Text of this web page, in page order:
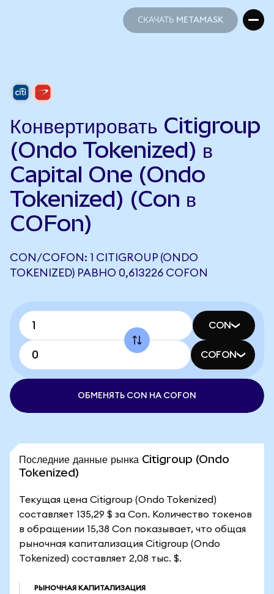
СКАЧАТЬ METAMASK
Конвертировать Citigroup
(Ondo Tokenized) в
Capital One (Ondo
Tokenized) (Con в
COFon)
CON/COFON: 1 CITIGROUP (ONDO
TOKENIZED) РАВНО 0,613226 COFON
CON
COFON
ОБМЕНЯТЬ CON НА COFON
Последние данные рынка Citigroup (Ondo
Tokenized)
Текущая цена Citigroup (Ondo Tokenized)
составляет 135,29 $ за Con. Количество токенов
в обращении 15,38 Con показывает, что общая
рыночная капитализация Citigroup (Ondo
Tokenized) составляет 2,08 тыс. $.
РЫНОЧНАЯ КАПИТАЛИЗАЦИЯ